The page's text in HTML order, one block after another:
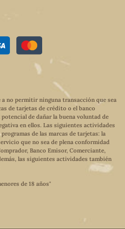
no permitir ninguna transacción que sea
de tarjetas de crédito o el banco
de dañar la buena voluntad de
en ellos. Las siguientes actividades
de las marcas de tarjetas: la
que no sea de plena conformidad
Banco Emisor, Comerciante,
las siguientes actividades también
de 18 años"